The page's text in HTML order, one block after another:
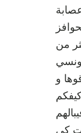
من
و
كي